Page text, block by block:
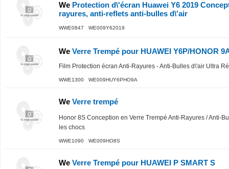
We Protection d\'écran Huawei Y6 2019
rayures, anti-reflets anti-bulles d\'air
WWE0847 WE009Y62019
We Verre Trempé pour HUAWEI Y6P/HONOR
Film Protection écran Anti-Rayures - Anti-Bulles d\'air Ultra
WWE1300 WE009HUY6PHO9A
We Verre trempé
Honor 8S Conception en Verre Trempé Anti-Rayures / Anti-
les chocs
WWE1090 WE009HO8S
We Verre Trempé pour HUAWEI P SMART S